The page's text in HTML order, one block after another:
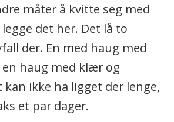
måter å kvitte seg med
det her. Det lå to
der. En med haug med
haug med klær og
ikke ha ligget der lenge,
et par dager.